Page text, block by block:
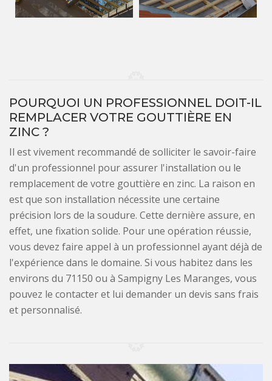
POURQUOI UN PROFESSIONNEL DOIT-IL
REMPLACER VOTRE GOUTTIÈRE EN
ZINC ?
Il est vivement recommandé de solliciter le savoir-faire
d'un professionnel pour assurer l'installation ou le
remplacement de votre gouttière en zinc. La raison en
est que son installation nécessite une certaine
précision lors de la soudure. Cette dernière assure, en
effet, une fixation solide. Pour une opération réussie,
vous devez faire appel à un professionnel ayant déjà de
l'expérience dans le domaine. Si vous habitez dans les
environs du 71150 ou à Sampigny Les Maranges, vous
pouvez le contacter et lui demander un devis sans frais
et personnalisé.